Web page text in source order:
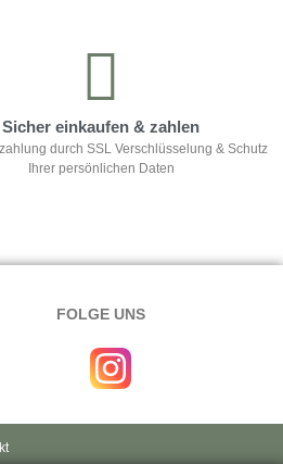
Sicher einkaufen & zahlen
durch SSL Verschlüsselung & Schutz
Ihrer persönlichen Daten
FOLGE UNS